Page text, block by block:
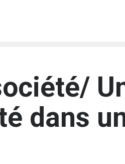
dans